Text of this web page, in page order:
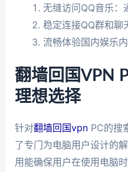
无缝访问QQ音乐：
稳定连接QQ群和聊
流畅体验国内娱乐
翻墙回国VPN
理想选择
针对翻墙回国vpnPC的搜
了专门为电脑用户设计的
用能确保用户在使用电脑